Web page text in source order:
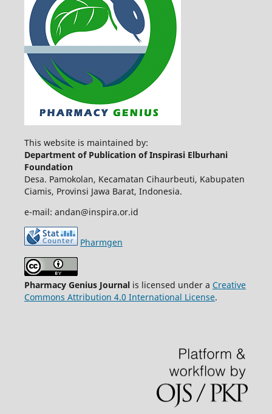
This website is maintained by:
Department of Publication of Inspirasi Elburhani
Foundation
Desa. Pamokolan, Kecamatan Cihaurbeuti, Kabupaten
Ciamis, Provinsi Jawa Barat, Indonesia.
e-mail: andan@inspira.or.id
Pharmgen
Pharmacy Genius Journalis licensed under a Creative
Commons Attribution 4.0 International License.